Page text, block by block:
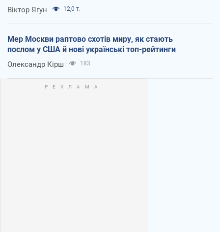
Віктор Ягун 12,0 т.
Мер Москви раптово схотів миру, як стають
послом у США й нові українські топ-рейтинги
Олександр Кірш 183